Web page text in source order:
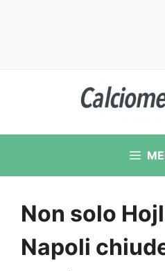
contenuto
Non solo
Napoli